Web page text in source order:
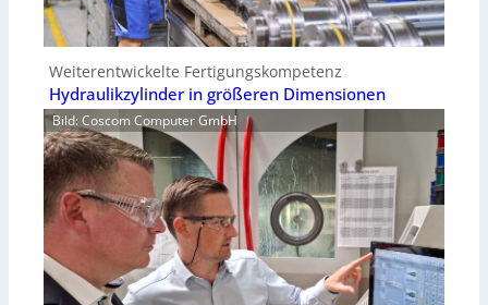
Weiterentwickelte Fertigungskompetenz
Hydraulikzylinder in größeren Dimensionen
Bild: Coscom Computer GmbH